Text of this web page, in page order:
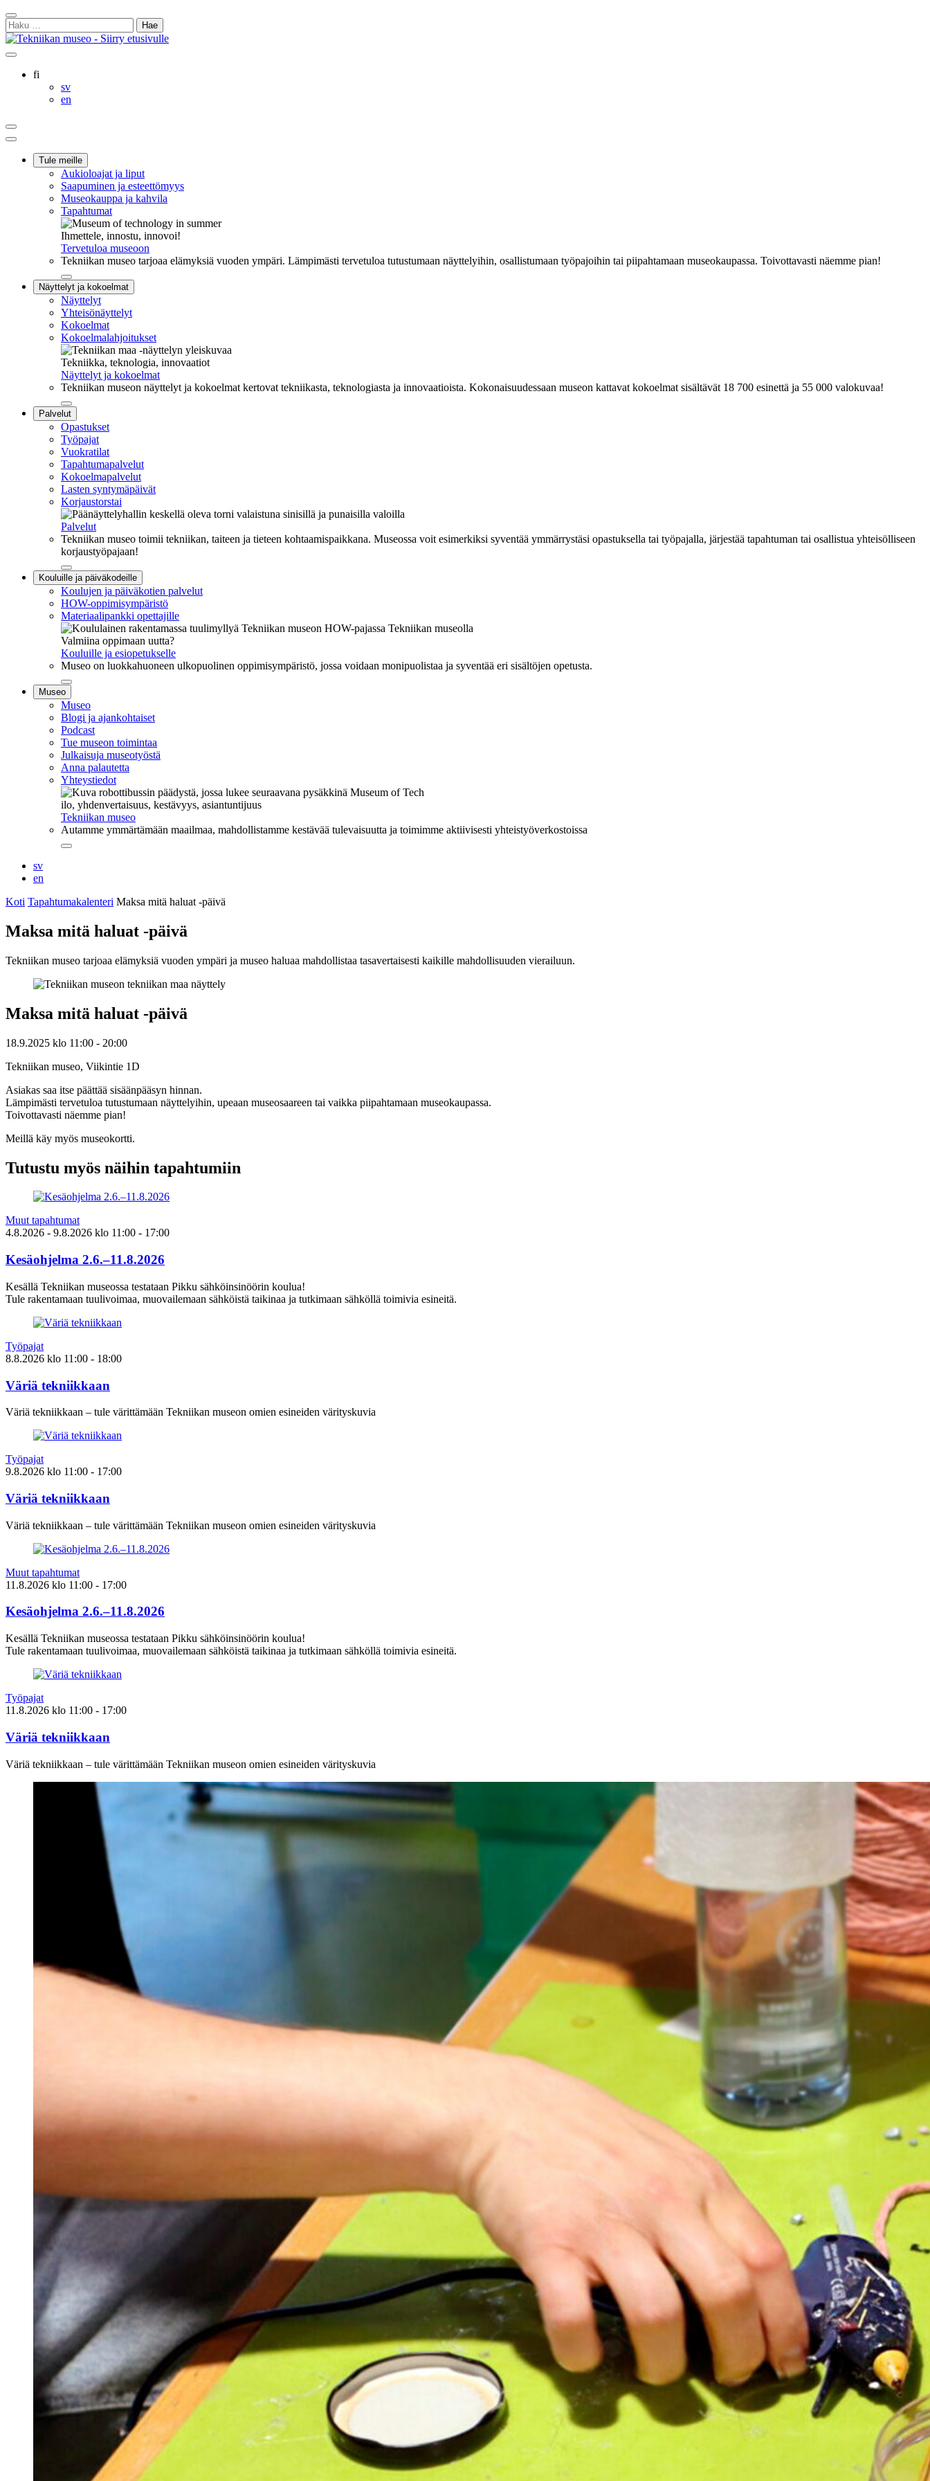
Siirry
sisältöön
Sulje
hakukenttä
Haku:
Ostoskorisi
Oma
Hae
sivultafi
svSvenska
en
Ostoskorisi
Oma
tiliHae
Päävalikko
Tule meille
Aukioloajat ja liput
Saapuminen ja esteettömyys
Museokauppa ja kahvila
Tapahtumat
Ihmettele, innostu, innovoi!
Tervetuloa museoon
Tekniikan museo tarjoaa elämyksiä vuoden ympäri. Lämpimästi tervetuloa tutustumaan näyttelyihin, osallistumaan työpajoihin tai piipahtamaan museokaupassa. Toivottavasti näemme pian!
Sulje
alavalikko
Näyttelyt ja kokoelmat
Näyttelyt
Yhteisönäyttelyt
Kokoelmat
Kokoelmalahjoitukset
Tekniikka, teknologia, innovaatiot
Näyttelyt ja kokoelmat
Tekniikan museon näyttelyt ja kokoelmat kertovat tekniikasta, teknologiasta ja innovaatioista. Kokonaisuudessaan museon kattavat kokoelmat sisältävät 18 700 esinettä ja 55 000 valokuvaa!
Sulje
alavalikko
Palvelut
Opastukset
Työpajat
Vuokratilat
Tapahtumapalvelut
Kokoelmapalvelut
Lasten syntymäpäivät
Korjaustorstai
Palvelut
Tekniikan museo toimii tekniikan, taiteen ja tieteen kohtaamispaikkana. Museossa voit esimerkiksi syventää ymmärrystäsi opastuksella tai työpajalla, järjestää tapahtuman tai osallistua yhteisölliseen
korjaustyöpajaan!
Sulje
alavalikko
Kouluille ja päiväkodeille
Koulujen ja päiväkotien palvelut
HOW-oppimisympäristö
Materiaalipankki opettajille
Valmiina oppimaan uutta?
Kouluille ja esiopetukselle
Museo on luokkahuoneen ulkopuolinen oppimisympäristö, jossa voidaan monipuolistaa ja syventää eri sisältöjen opetusta.
Sulje
alavalikko
Museo
Museo
Blogi ja ajankohtaiset
Podcast
Tue museon toimintaa
Julkaisuja museotyöstä
Anna palautetta
Yhteystiedot
ilo, yhdenvertaisuus, kestävyys, asiantuntijuus
Tekniikan museo
Autamme ymmärtämään maailmaa, mahdollistamme kestävää tulevaisuutta ja toimimme aktiivisesti yhteistyöverkostoissa
Sulje
sv
en
Koti Tapahtumakalenteri Maksa mitä haluat -päivä
Maksa mitä haluat -päivä
Tekniikan museo tarjoaa elämyksiä vuoden ympäri ja museo haluaa mahdollistaa tasavertaisesti kaikille mahdollisuuden vierailuun.
Maksa mitä haluat -päivä
18.9.2025 klo 11:00 - 20:00
Tekniikan museo, Viikintie 1D
Asiakas saa itse päättää sisäänpääsyn hinnan.
Lämpimästi tervetuloa tutustumaan näyttelyihin, upeaan museosaareen tai vaikka piipahtamaan museokaupassa.
Toivottavasti näemme pian!
Meillä käy myös museokortti.
Tutustu myös näihin tapahtumiin
Muut tapahtumat
4.8.2026 - 9.8.2026 klo 11:00 - 17:00
Kesäohjelma 2.6.–11.8.2026
Kesällä Tekniikan museossa testataan Pikku sähköinsinöörin koulua!
Tule rakentamaan tuulivoimaa, muovailemaan sähköistä taikinaa ja tutkimaan sähköllä toimivia esineitä.
Työpajat
8.8.2026 klo 11:00 - 18:00
Väriä tekniikkaan
Väriä tekniikkaan – tule värittämään Tekniikan museon omien esineiden värityskuvia
Työpajat
9.8.2026 klo 11:00 - 17:00
Väriä tekniikkaan
Väriä tekniikkaan – tule värittämään Tekniikan museon omien esineiden värityskuvia
Muut tapahtumat
11.8.2026 klo 11:00 - 17:00
Kesäohjelma 2.6.–11.8.2026
Kesällä Tekniikan museossa testataan Pikku sähköinsinöörin koulua!
Tule rakentamaan tuulivoimaa, muovailemaan sähköistä taikinaa ja tutkimaan sähköllä toimivia esineitä.
Työpajat
11.8.2026 klo 11:00 - 17:00
Väriä tekniikkaan
Väriä tekniikkaan – tule värittämään Tekniikan museon omien esineiden värityskuvia